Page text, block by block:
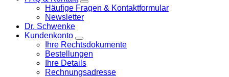
Häufige Fragen & Kontaktformular
Newsletter
Dr. Schwenke
Kundenkonto
Ihre Rechtsdokumente
Bestellungen
Ihre Details
Rechnungsadresse